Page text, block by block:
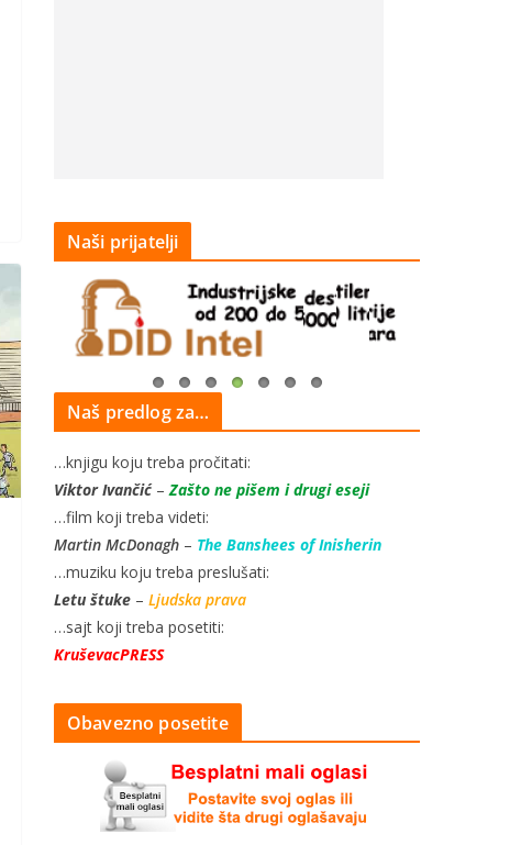
Naši prijatelji
Naš predlog za…
…knjigu koju treba pročitati:
Viktor Ivančić– Zašto ne pišem i drugi eseji
…film koji treba videti:
Martin McDonagh – The Banshees of Inisherin
…muziku koju treba preslušati:
Letu štuke – Ljudska prava
…sajt koji treba posetiti:
KruševacPRESS
Obavezno posetite